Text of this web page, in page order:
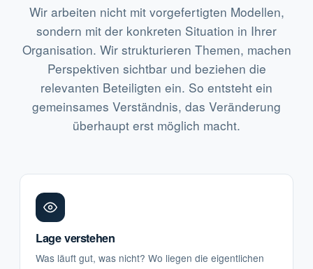
Wir arbeiten nicht mit vorgefertigten Modellen,
sondern mit der konkreten Situation in Ihrer
Organisation. Wir strukturieren Themen, machen
Perspektiven sichtbar und beziehen die
relevanten Beteiligten ein. So entsteht ein
gemeinsames Verständnis, das Veränderung
überhaupt erst möglich macht.
Lage verstehen
Was läuft gut, was nicht? Wo liegen die eigentlichen